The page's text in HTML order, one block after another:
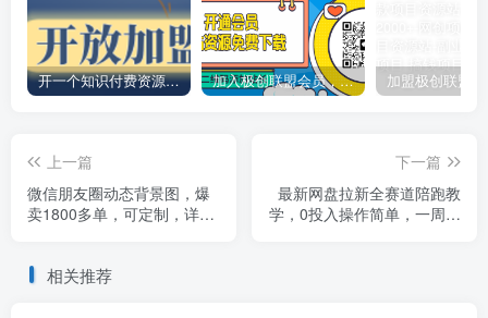
开一个知识付费资源网站，小白也能日入1000+ 加入极创联盟会员，全站资源免费学习。
上一篇
微信朋友圈动态背景图，爆
卖1800多单，可定制，详细
下一篇
最新网盘拉新全赛道陪跑教
学，0投入操作简单，一周内
相关推荐